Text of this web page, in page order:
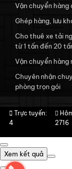
Vận chuyển hàng
Ghép hàng, lưu
Cho thuê xe tải
từ 1 tấn đến 20
Vận chuyển hàng
Chuyên nhận
phòng trọn gói
Trực tuyến:
4
2716
Xem kết quả